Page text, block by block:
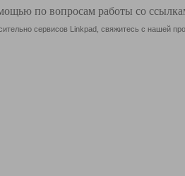
по вопросам работы со
сервисов Linkpad, свяжитесь с нашей